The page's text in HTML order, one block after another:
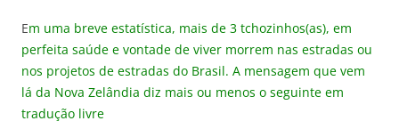
Em uma breve estatística, mais de 3 tchozinhos(as), em
perfeita saúde e vontade de viver morrem nas estradas ou
nos projetos de estradas do Brasil. A mensagem que vem
lá da Nova Zelândia diz mais ou menos o seguinte em
tradução livre